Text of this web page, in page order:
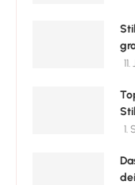
1.